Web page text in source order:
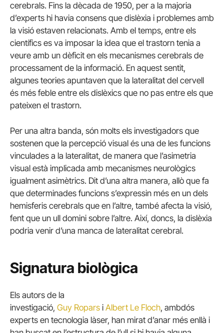
cerebrals. Fins la dècada de 1950, per a la majoria
d’experts hi havia consens que dislèxia i problemes amb
la visió estaven relacionats. Amb el temps, entre els
científics es va imposar la idea que el trastorn tenia a
veure amb un dèficit en els mecanismes cerebrals de
processament de la informació. En aquest sentit,
algunes teories apuntaven que la lateralitat del cervell
és més feble entre els dislèxics que no pas entre els que
pateixen el trastorn.
Per una altra banda, són molts els investigadors que
sostenen que la percepció visual és una de les funcions
vinculades a la lateralitat, de manera que l’asimetria
visual està implicada amb mecanismes neurològics
igualment asimètrics. Dit d’una altra manera, allò que fa
que determinades funcions s’expressin més en un dels
hemisferis cerebrals que en l’altre, també afecta la visió,
fent que un ull domini sobre l’altre. Així, doncs, la dislèxia
podria venir d’una manca de lateralitat cerebral.
Signatura biològica
Els autors de la
investigació, Guy Ropars i Albert Le Floch, ambdós
experts en tecnologia làser, han mirat d’anar més enllà i